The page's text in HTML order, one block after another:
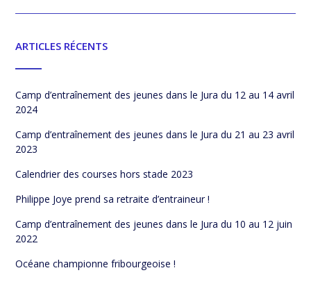
ARTICLES RÉCENTS
Camp d’entraînement des jeunes dans le Jura du 12 au 14 avril
2024
Camp d’entraînement des jeunes dans le Jura du 21 au 23 avril
2023
Calendrier des courses hors stade 2023
Philippe Joye prend sa retraite d’entraineur !
Camp d’entraînement des jeunes dans le Jura du 10 au 12 juin
2022
Océane championne fribourgeoise !